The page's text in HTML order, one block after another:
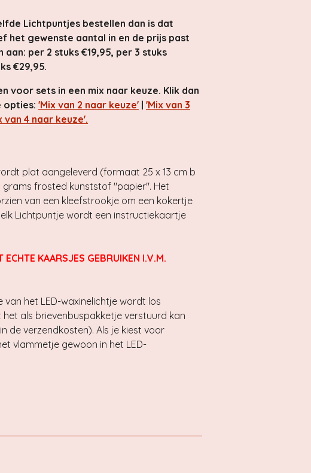
Lichtpuntjes bestellen dan is dat
het gewenste aantal in en de prijs past
aan: per 2 stuks €19,95, per 3 stuks
€29,95.
voor sets in een mix naar keuze. Klik dan
opties: 'Mix van 2 naar keuze' | 'Mix van 3
van 4 naar keuze'.
plat aangeleverd (formaat 25 x 13 cm b
grams frosted kunststof "papier". Het
van een kleefstrookje om een kokertje
Lichtpuntje wordt een instructiekaartje
ECHTE KAARSJES GEBRUIKEN I.V.M.
van het LED-waxinelichtje wordt los
als brievenbuspakketje verstuurd kan
de verzendkosten). Als je kiest voor
vlammetje gewoon in het LED-